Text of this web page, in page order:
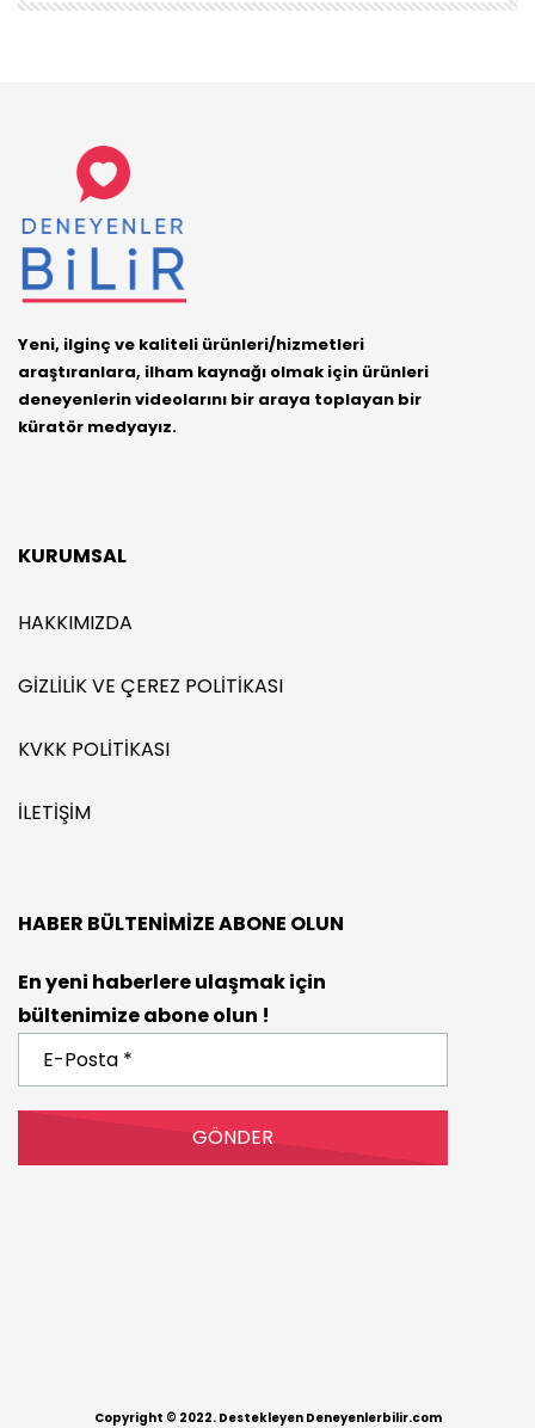
Yeni, ilginç ve kaliteli ürünleri/hizmetleri
araştıranlara, ilham kaynağı olmak için ürünleri
deneyenlerin videolarını bir araya toplayan bir
küratör medyayız.
KURUMSAL
HAKKIMIZDA
GIZLILIK VE ÇEREZ POLITIKASI
KVKK POLITIKASI
İLETIŞIM
HABER BÜLTENIMIZE ABONE OLUN
En yeni haberlere ulaşmak için
bültenimize abone olun !
Posta
*
Copyright © 2022. Destekleyen Deneyenlerbilir.com